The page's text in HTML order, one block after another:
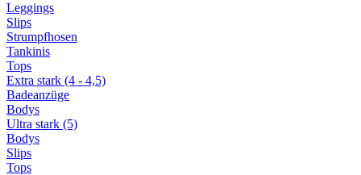
Leggings
Slips
Strumpfhosen
Tankinis
Tops
Extra stark (4 - 4,5)
Badeanzüge
Bodys
Ultra stark (5)
Bodys
Slips
Tops